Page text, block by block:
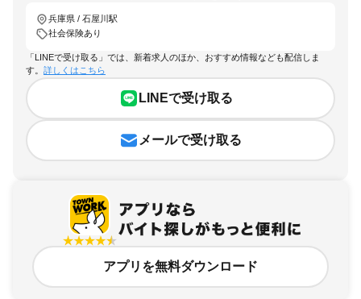
兵庫県 / 石屋川駅
社会保険あり
「LINEで受け取る」では、新着求人のほか、おすすめ情報なども配信しま
す。 詳しくはこちら
LINEで受け取る
メールで受け取る
アプリを無料ダウンロード